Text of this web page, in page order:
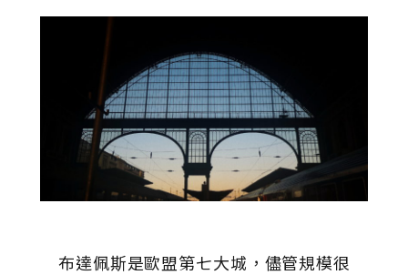
布達佩斯是歐盟第七大城，儘管規模很